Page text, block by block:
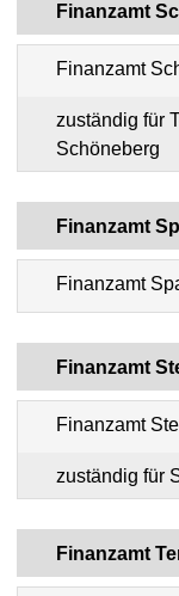
Finanzamt
Finanzamt
zuständig für
Schöneberg
Finanzamt
Finanzamt
Finanzamt
Finanzamt
Finanzamt